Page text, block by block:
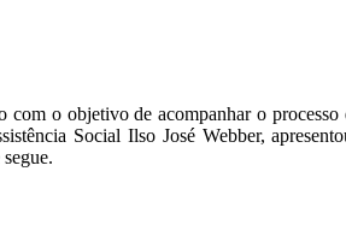
o objetivo de acompanhar o
Social Ilso José Webber,